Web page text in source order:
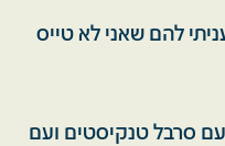
להם שאני לא טייס
סרבל טנקיסטים ועם